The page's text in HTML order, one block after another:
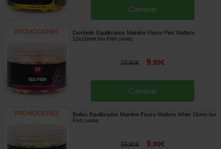
Comprar
Dumbells Equilibrados Mainline Fluoro Pink Wafters
12x15mm Iso Fish [244395]
10,90€ 9,90€
Comprar
Boilies Equilibrados Mainline Fluoro Wafters White 15mm Iso
Fish [244394]
10,90€ 9,90€